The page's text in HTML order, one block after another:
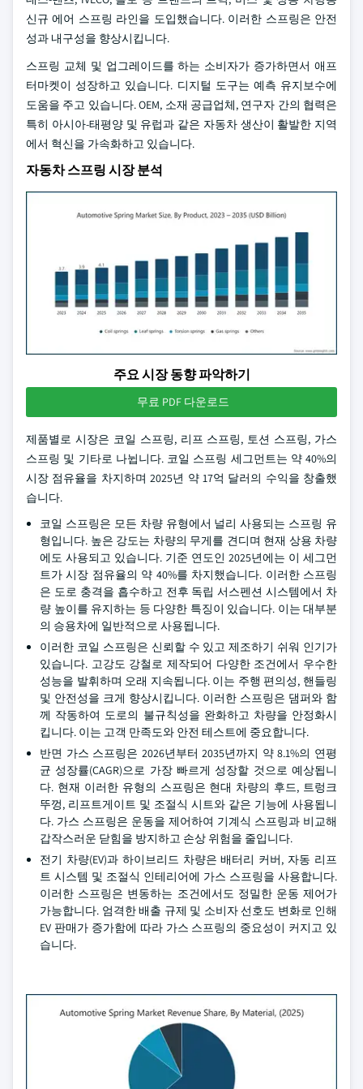
신규 에어 스프링 라인을 도입했습니다. 이러한 스프링은 안전
성과 내구성을 향상시킵니다.
스프링 교체 및 업그레이드를 하는 소비자가 증가하면서 애프
터마켓이 성장하고 있습니다. 디지털 도구는 예측 유지보수에
도움을 주고 있습니다. OEM, 소재 공급업체, 연구자 간의 협력은
특히 아시아-태평양 및 유럽과 같은 자동차 생산이 활발한 지역
에서 혁신을 가속화하고 있습니다.
자동차 스프링 시장 분석
주요 시장 동향 파악하기
무료 PDF 다운로드
제품별로 시장은 코일 스프링, 리프 스프링, 토션 스프링, 가스
스프링 및 기타로 나뉩니다. 코일 스프링 세그먼트는 약 40%의
시장 점유율을 차지하며 2025년 약 17억 달러의 수익을 창출했
습니다.
코일 스프링은 모든 차량 유형에서 널리 사용되는 스프링 유
형입니다. 높은 강도는 차량의 무게를 견디며 현재 상용 차량
에도 사용되고 있습니다. 기준 연도인 2025년에는 이 세그먼
트가 시장 점유율의 약 40%를 차지했습니다. 이러한 스프링
은 도로 충격을 흡수하고 전후 독립 서스펜션 시스템에서 차
량 높이를 유지하는 등 다양한 특징이 있습니다. 이는 대부분
의 승용차에 일반적으로 사용됩니다.
이러한 코일 스프링은 신뢰할 수 있고 제조하기 쉬워 인기가
있습니다. 고강도 강철로 제작되어 다양한 조건에서 우수한
성능을 발휘하며 오래 지속됩니다. 이는 주행 편의성, 핸들링
및 안전성을 크게 향상시킵니다. 이러한 스프링은 댐퍼와 함
께 작동하여 도로의 불규칙성을 완화하고 차량을 안정화시
킵니다. 이는 고객 만족도와 안전 테스트에 중요합니다.
반면 가스 스프링은 2026년부터 2035년까지 약 8.1%의 연평
균 성장률(CAGR)으로 가장 빠르게 성장할 것으로 예상됩니
다. 현재 이러한 유형의 스프링은 현대 차량의 후드, 트렁크
뚜껑, 리프트게이트 및 조절식 시트와 같은 기능에 사용됩니
다. 가스 스프링은 운동을 제어하여 기계식 스프링과 비교해
갑작스러운 닫힘을 방지하고 손상 위험을 줄입니다.
전기 차량(EV)과 하이브리드 차량은 배터리 커버, 자동 리프
트 시스템 및 조절식 인테리어에 가스 스프링을 사용합니다.
이러한 스프링은 변동하는 조건에서도 정밀한 운동 제어가
가능합니다. 엄격한 배출 규제 및 소비자 선호도 변화로 인해
EV 판매가 증가함에 따라 가스 스프링의 중요성이 커지고 있
습니다.